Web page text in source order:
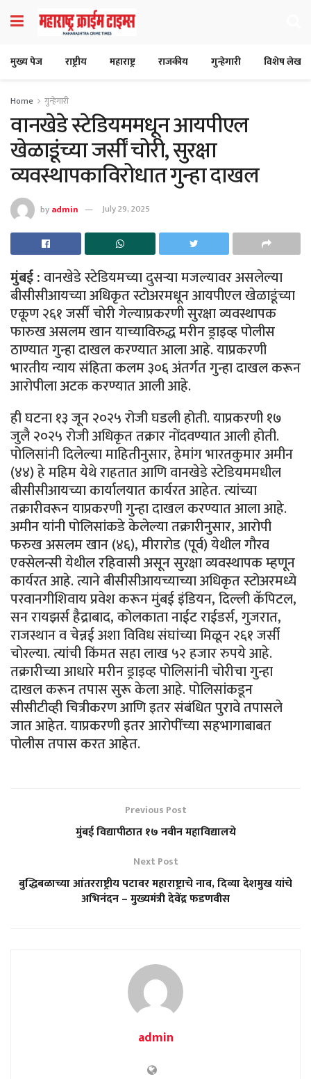
मुख्य पेज राष्ट्रीय महाराष्ट्र राजकीय गुन्हेगारी विशेष लेख
Home गुन्हेगारी
वानखेडे स्टेडियममधून आयपीएल
खेळाडूंच्या जर्सीं चोरी, सुरक्षा
व्यवस्थापकाविरोधात गुन्हा दाखल
byadmin July 29, 2025
मुंबई :वानखेडे स्टेडियमच्या दुसऱ्या मजल्यावर असलेल्या
बीसीसीआयच्या अधिकृत स्टोअरमधून आयपीएल खेळाडूंच्या
एकूण २६१ जर्सीं चोरी गेल्याप्रकरणी सुरक्षा व्यवस्थापक
फारुख असलम खान याच्याविरुद्ध मरीन ड्राइव्ह पोलीस
ठाण्यात गुन्हा दाखल करण्यात आला आहे. याप्रकरणी
भारतीय न्याय संहिता कलम ३०६ अंतर्गत गुन्हा दाखल करून
आरोपीला अटक करण्यात आली आहे.
ही घटना १३ जून २०२५ रोजी घडली होती. याप्रकरणी १७
जुलै २०२५ रोजी अधिकृत तक्रार नोंदवण्यात आली होती.
पोलिसांनी दिलेल्या माहितीनुसार, हेमांग भारतकुमार अमीन
(४४) हे महिम येथे राहतात आणि वानखेडे स्टेडियममधील
बीसीसीआयच्या कार्यालयात कार्यरत आहेत. त्यांच्या
तक्रारीवरून याप्रकरणी गुन्हा दाखल करण्यात आला आहे.
अमीन यांनी पोलिसांकडे केलेल्या तक्रारीनुसार, आरोपी
फरुख असलम खान (४६), मीरारोड (पूर्व) येथील गौरव
एक्सेलन्सी येथील रहिवासी असून सुरक्षा व्यवस्थापक म्हणून
कार्यरत आहे. त्याने बीसीसीआयच्याच्या अधिकृत स्टोअरमध्ये
परवानगीशिवाय प्रवेश करून मुंबई इंडियन, दिल्ली कॅपिटल,
सन रायझर्स हैद्राबाद, कोलकाता नाईट राईडर्स, गुजरात,
राजस्थान व चेन्नई अशा विविध संघांच्या मिळून २६१ जर्सी
चोरल्या. त्यांची किंमत सहा लाख ५२ हजार रुपये आहे.
तक्रारीच्या आधारे मरीन ड्राइव्ह पोलिसांनी चोरीचा गुन्हा
दाखल करून तपास सुरू केला आहे. पोलिसांकडून
सीसीटीव्ही चित्रीकरण आणि इतर संबंधित पुरावे तपासले
जात आहेत. याप्रकरणी इतर आरोपींच्या सहभागाबाबत
पोलीस तपास करत आहेत.
Previous Post
मुंबई विद्यापीठात १७ नवीन महाविद्यालये
Next Post
बुद्धिबळाच्या आंतरराष्ट्रीय पटावर महाराष्ट्राचे नाव, दिव्या देशमुख यांचे
अभिनंदन – मुख्यमंत्री देवेंद्र फडणवीस
admin